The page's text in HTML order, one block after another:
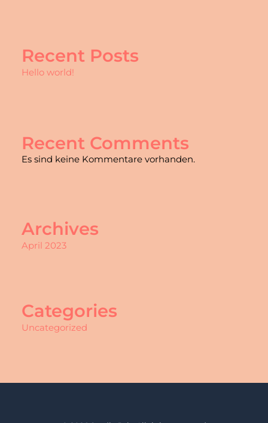
Recent Posts
Hello world!
Recent Comments
Es sind keine Kommentare vorhanden.
Archives
April 2023
Categories
Uncategorized